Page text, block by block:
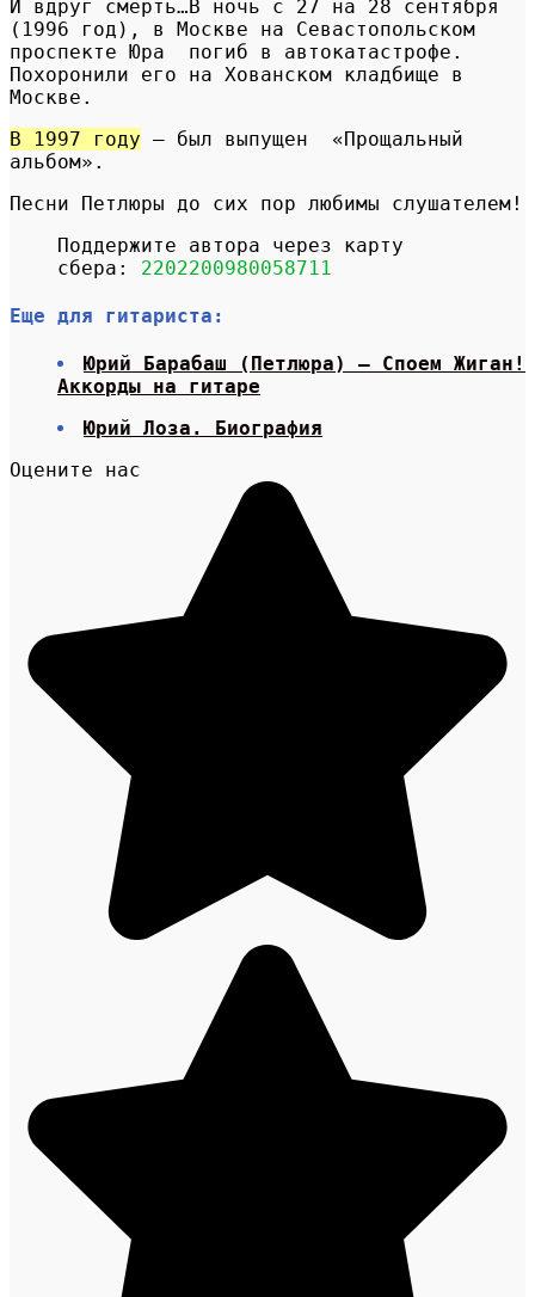
И вдруг смерть…В ночь с 27 на 28 сентября
(1996 год), в Москве на Севастопольском
проспекте Юра погиб в автокатастрофе.
Похоронили его на Хованском кладбище в
Москве.
В 1997 году — был выпущен «Прощальный
альбом».
Песни Петлюры до сих пор любимы слушателем!
Поддержите автора через карту
сбера: 2202200980058711
Еще для гитариста:
Юрий Барабаш (Петлюра) — Споем Жиган!
Аккорды на гитаре
Юрий Лоза. Биография
Оцените нас